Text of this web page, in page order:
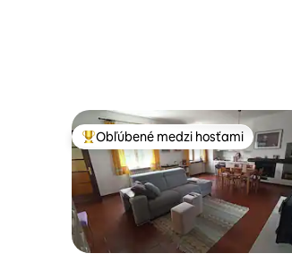
Najobľúbenejšie medzi hosťami
Obľúbené medzi hosťami